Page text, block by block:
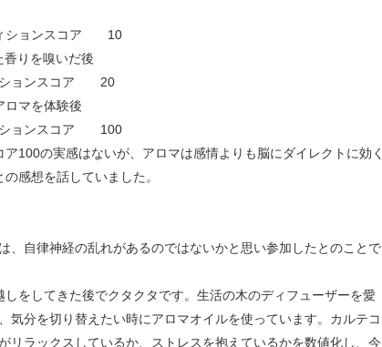
ションスコア 10
りを嗅いだ後
ンスコア 20
ロマを体験後
ンスコア 100
100の実感はないが、アロマは感情よりも脳にダイレクトに効く
感想を話していました。
、自律神経の乱れがあるのではないかと思い参加したとのことで
をしてきた後でクタクタです。生活の木のディフューザーを愛
気分を切り替えたい時にアロマオイルを使っています。カルテコ
リラックスしているか、ストレスを抱えているかを数値化し、今